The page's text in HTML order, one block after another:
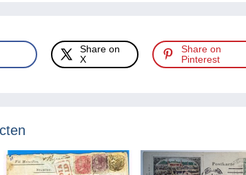
Share on
X
Share on
Pinterest